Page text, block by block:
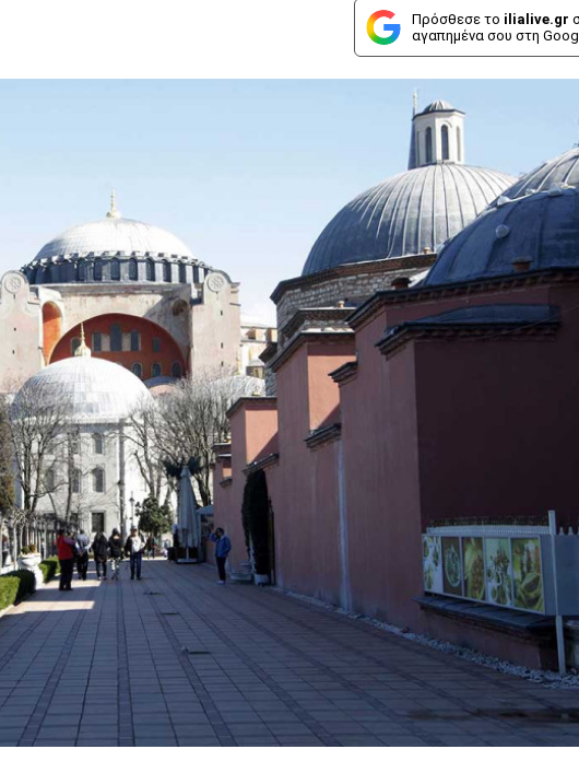
Πρόσθεσε το ilialive.gr
αγαπημένα σου στη